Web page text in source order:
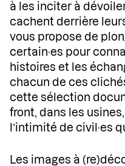
à les inciter à
cachent derrière
vous propose de
certain·es pour
histoires et les
chacun de ces
cette sélection
front, dans les
l’intimité de civil·es
Les images à